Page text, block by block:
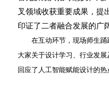
叉领域收获重要成果，提
印证了二者融合发展的广
在互动环节，现场师生
大家关于设计学习、行业发
回应了人工智能赋能设计的热